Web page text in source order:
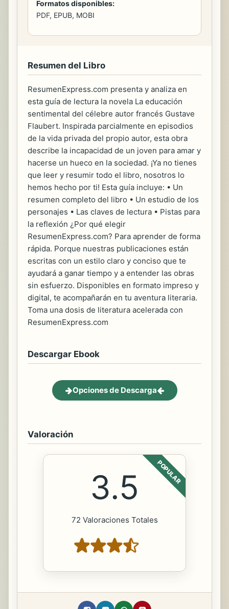
Formatos disponibles:
PDF, EPUB, MOBI
Resumen del Libro
ResumenExpress.com presenta y analiza en
esta guía de lectura la novela La educación
sentimental del célebre autor francés Gustave
Flaubert. Inspirada parcialmente en episodios
de la vida privada del propio autor, esta obra
describe la incapacidad de un joven para amar y
hacerse un hueco en la sociedad. ¡Ya no tienes
que leer y resumir todo el libro, nosotros lo
hemos hecho por ti! Esta guía incluye: • Un
resumen completo del libro • Un estudio de los
personajes • Las claves de lectura • Pistas para
la reflexión ¿Por qué elegir
ResumenExpress.com? Para aprender de forma
rápida. Porque nuestras publicaciones están
escritas con un estilo claro y conciso que te
ayudará a ganar tiempo y a entender las obras
sin esfuerzo. Disponibles en formato impreso y
digital, te acompañarán en tu aventura literaria.
Toma una dosis de literatura acelerada con
ResumenExpress.com
Descargar Ebook
Opciones de Descarga
Valoración
POPULAR
3.5
72 Valoraciones Totales